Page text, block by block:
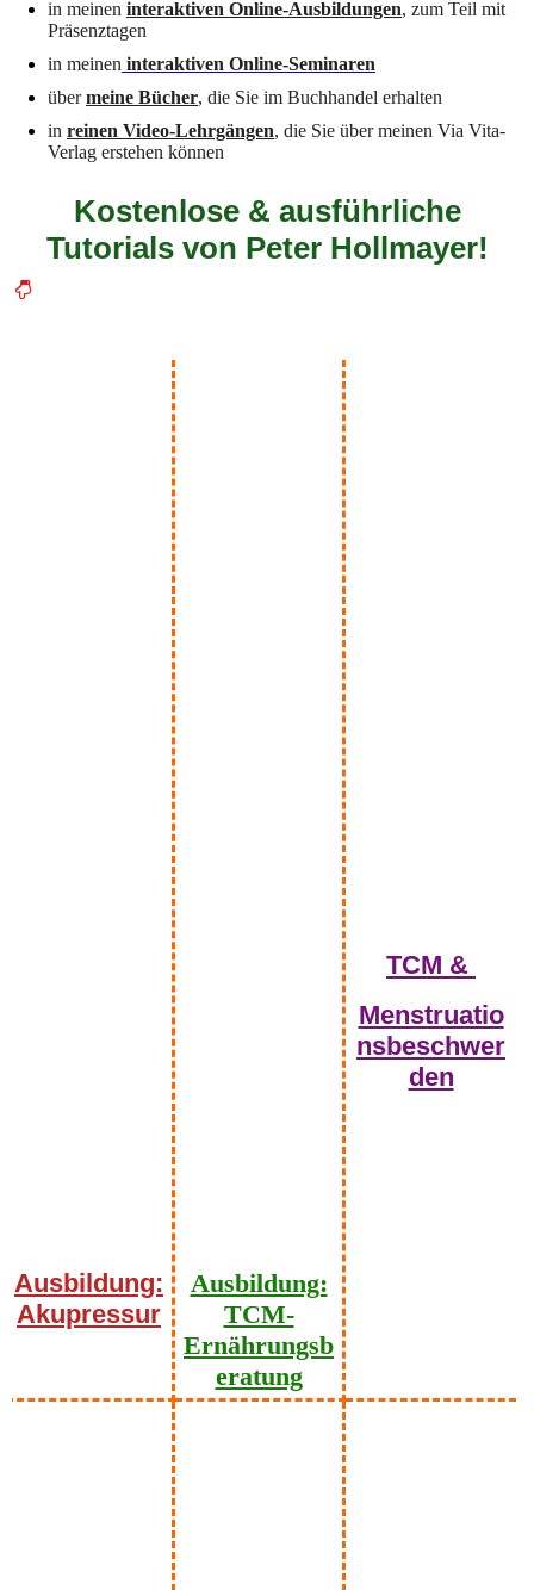
in meinen interaktiven Online-Ausbildungen, zum Teil mit
Präsenztagen
in meinen interaktiven Online-Seminaren
übermeine Bücher, die Sie im Buchhandel erhalten
in reinen Video-Lehrgängen, die Sie über meinen Via Vita-
Verlag erstehen können
Kostenlose & ausführliche
Tutorials von Peter Hollmayer!
Ausbildung:
Akupressur
Ausbildung:
TCM-
Ernährungsb
eratung
TCM &
Menstruatio
nsbeschwer
den